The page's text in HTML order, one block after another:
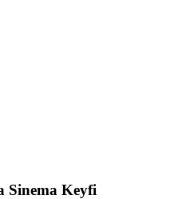
Sinema Keyfi